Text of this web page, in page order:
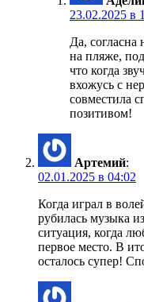
23.02.2025 в
Да, согласна
на пляже,
что когда
вхожусь с
совместила
позитивом!
Артемий:
02.01.2025 в 04:02
Когда играл в
рубилась музыка
ситуация, когда
первое место. В
осталось супер!